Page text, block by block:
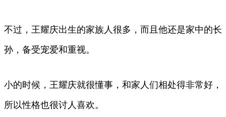
不过，王耀庆出生的家族人很多，而且他还是家中的长
孙，备受宠爱和重视。
小的时候，王耀庆就很懂事，和家人们相处得非常好，
所以性格也很讨人喜欢。